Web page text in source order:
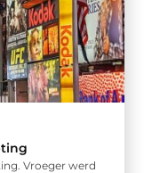
Vroeger werd